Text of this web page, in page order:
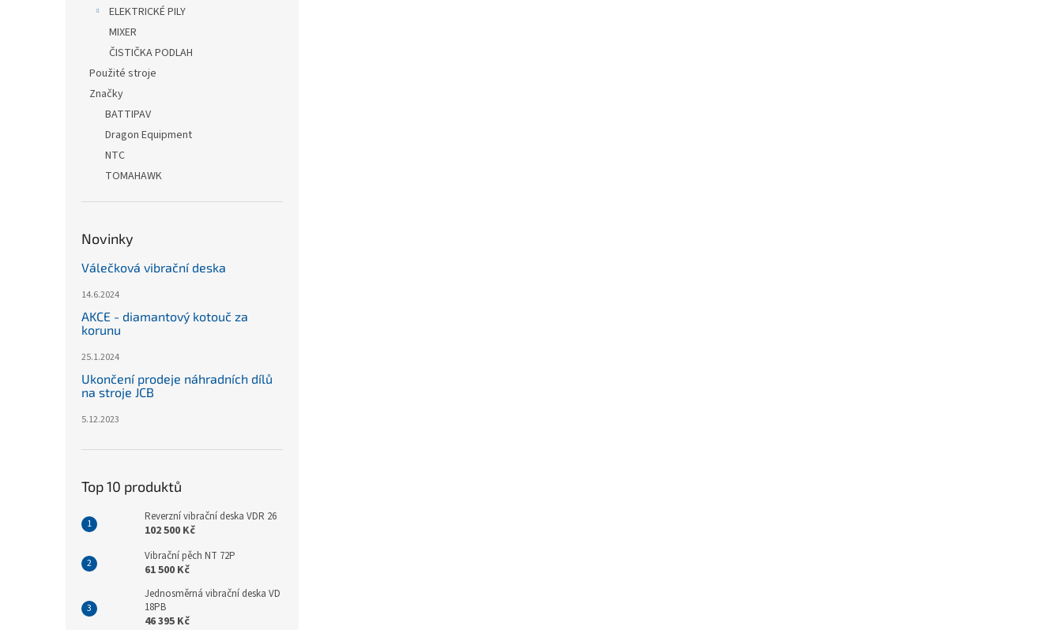
ELEKTRICKÉ PILY
MIXER
ČISTIČKA PODLAH
Použité stroje
Značky
BATTIPAV
Dragon Equipment
NTC
TOMAHAWK
Novinky
Válečková vibrační deska
14.6.2024
AKCE - diamantový kotouč za
korunu
25.1.2024
Ukončení prodeje náhradních dílů
na stroje JCB
5.12.2023
Top 10 produktů
Reverzní vibrační deska VDR 26
102 500 Kč
Vibrační pěch NT 72P
61 500 Kč
Jednosměrná vibrační deska VD
18PB
46 395 Kč